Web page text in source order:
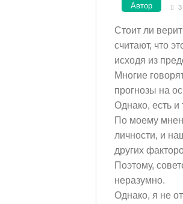
Автор 3
Стоит ли
считают, что
исходя из
Многие
прогнозы на
Однако, есть и
По моему
личности, и
других
Поэтому,
неразумно.
Однако, я не